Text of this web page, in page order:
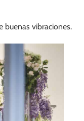
vibraciones.